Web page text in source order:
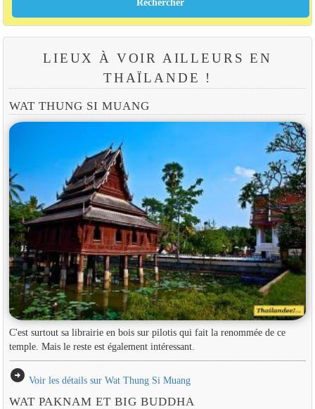
LIEUX À VOIR AILLEURS EN
THAÏLANDE !
WAT THUNG SI MUANG
C'est surtout sa librairie en bois sur pilotis qui fait la renommée de ce
temple. Mais le reste est également intéressant.
arrow_circle_right Voir les détails sur Wat Thung Si Muang
WAT PAKNAM ET BIG BUDDHA